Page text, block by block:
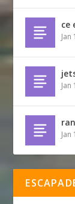
ce
Jan
Jan
Jan